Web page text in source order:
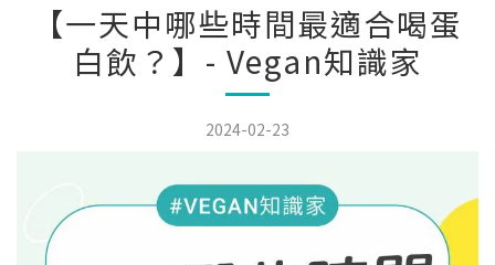
【一天中哪些時間最適合喝蛋
白飲？】- Vegan知識家
2024-02-23